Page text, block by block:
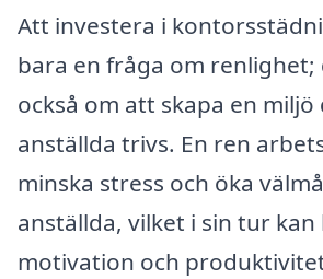
Att investera i
bara en fråga om
också om att skapa en miljö
anställda trivs. En ren
minska stress och öka
anställda, vilket i sin tur
motivation och